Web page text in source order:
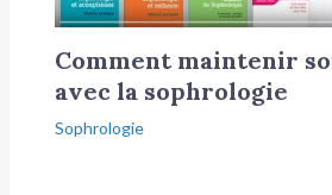
Comment maintenir
avec la sophrologie
Sophrologie